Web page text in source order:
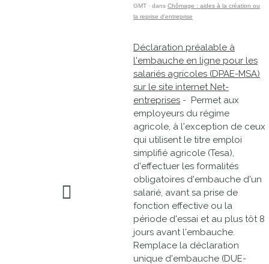
GMT · dans Chômage : aides à la création ou
la reprise d'entreprise
Déclaration préalable à
l'embauche en ligne pour les
salariés agricoles (DPAE-MSA)
sur le site internet Net-
entreprises - Permet aux
employeurs du régime
agricole, à l'exception de ceux
qui utilisent le titre emploi
simplifié agricole (Tesa),
d'effectuer les formalités
obligatoires d'embauche d'un
salarié, avant sa prise de
fonction effective ou la
période d'essai et au plus tôt 8
jours avant l'embauche.
Remplace la déclaration
unique d'embauche (DUE-